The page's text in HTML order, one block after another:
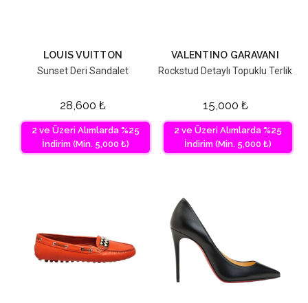
LOUIS VUITTON
Sunset Deri Sandalet
28,600 ₺
2 ve Üzeri Alımlarda %25
İndirim (Min. 5,000 ₺)
VALENTINO GARAVANI
Rockstud Detaylı Topuklu Terlik
15,000 ₺
2 ve Üzeri Alımlarda %25
İndirim (Min. 5,000 ₺)